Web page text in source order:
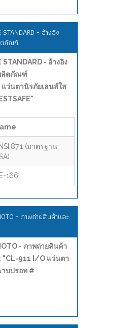
STANDARD - อ้างอิง
ตภัณฑ์
STANDARD - อ้างอิง
ลิตภัณฑ์
ว่นตานิรภัยเลนส์ใส
(มาตรฐาน
166
- ภาพถ่ายสินค้าและ
- ภาพถ่ายสินค้า
911 I/O แว่นตา
บปรอท #